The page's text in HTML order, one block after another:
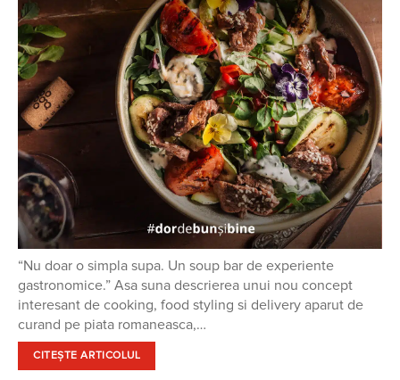
“Nu doar o simpla supa. Un soup bar de experiente
gastronomice.” Asa suna descrierea unui nou concept
interesant de cooking, food styling si delivery aparut de
curand pe piata romaneasca,…
CITEȘTE ARTICOLUL